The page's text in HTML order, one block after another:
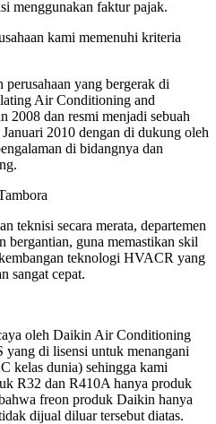
menggunakan faktur pajak.
kami memenuhi kriteria
perusahaan yang bergerak di
Air Conditioning and
2008 dan resmi menjadi sebuah
2010 dengan di dukung oleh
di bidangnya dan
teknisi secara merata, departemen
bergantian, guna memastikan skil
teknologi HVACR yang
sangat cepat.
oleh Daikin Air Conditioning
di lisensi untuk menangani
kelas dunia) sehingga kami
R32 dan R410A hanya produk
freon produk Daikin hanya
dijual diluar tersebut diatas.